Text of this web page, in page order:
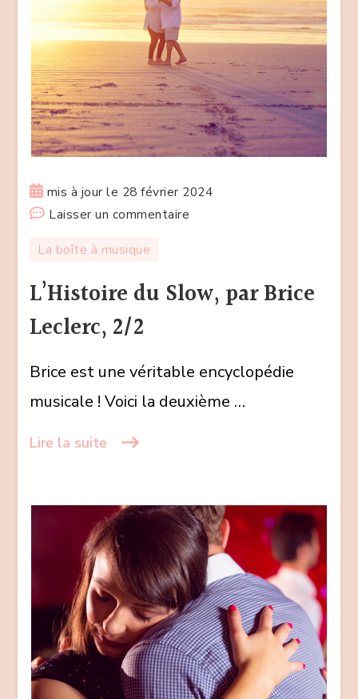
mis à jour le 28 février 2024
Laisser un commentaire
par
2/2
La boîte à musique
L’Histoire du Slow, par Brice
Leclerc, 2/2
Brice est une véritable encyclopédie
musicale ! Voici la deuxième …
Lire la suite